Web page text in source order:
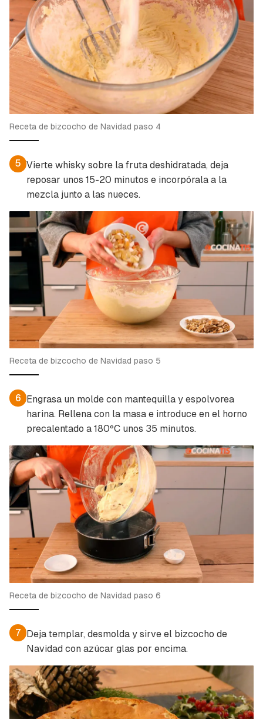
Receta de bizcocho de Navidad paso 4
5 Vierte whisky sobre la fruta deshidratada, deja
reposar unos 15-20 minutos e incorpórala a la
mezcla junto a las nueces.
Receta de bizcocho de Navidad paso 5
6 Engrasa un molde con mantequilla y espolvorea
harina. Rellena con la masa e introduce en el horno
precalentado a 180ºC unos 35 minutos.
Receta de bizcocho de Navidad paso 6
7 Deja templar, desmolda y sirve el bizcocho de
Navidad con azúcar glas por encima.